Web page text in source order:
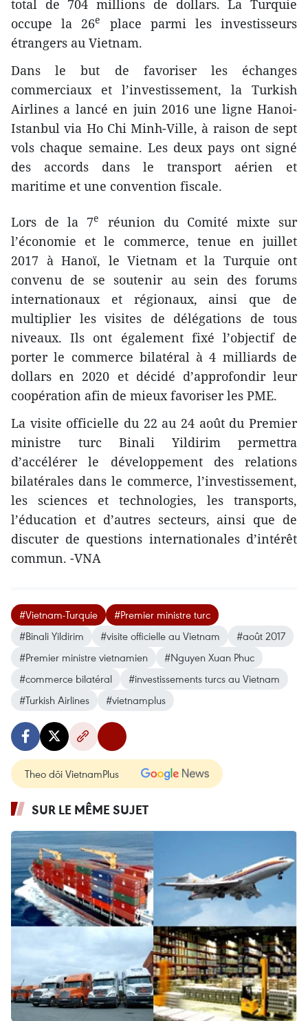
total de 704 millions de dollars. La Turquie
occupe la 26e
place parmi les investisseurs
étrangers au Vietnam.
Dans le but de favoriser les échanges
commerciaux et l’investissement, la Turkish
Airlines a lancé en juin 2016 une ligne Hanoi-
Istanbul via Ho Chi Minh-Ville, à raison de sept
vols chaque semaine. Les deux pays ont signé
des accords dans le transport aérien et
maritime et une convention fiscale.
Lors de la 7e
réunion du Comité mixte sur
l’économie et le commerce, tenue en juillet
2017 à Hanoï, le Vietnam et la Turquie ont
convenu de se soutenir au sein des forums
internationaux et régionaux, ainsi que de
multiplier les visites de délégations de tous
niveaux. Ils ont également fixé l’objectif de
porter le commerce bilatéral à 4 milliards de
dollars en 2020 et décidé d’approfondir leur
coopération afin de mieux favoriser les PME.
La visite officielle du 22 au 24 août du Premier
ministre turc Binali Yildirim permettra
d’accélérer le développement des relations
bilatérales dans le commerce, l’investissement,
les sciences et technologies, les transports,
l’éducation et d’autres secteurs, ainsi que de
discuter de questions internationales d’intérêt
commun. -VNA
#Vietnam-Turquie
#Premier ministre turc
#Binali Yildirim
#visite officielle au Vietnam
#août 2017
#Premier ministre vietnamien
#Nguyen Xuan Phuc
#commerce bilatéral
#investissements turcs au Vietnam
#Turkish Airlines
#vietnamplus
Theo dõi VietnamPlus
SUR LE MÊME SUJET